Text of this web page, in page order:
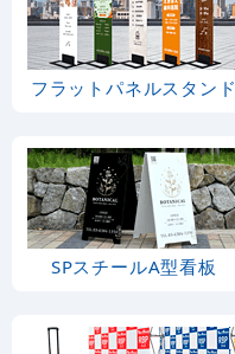
フラットパネルスタンド
SPスチールA型看板